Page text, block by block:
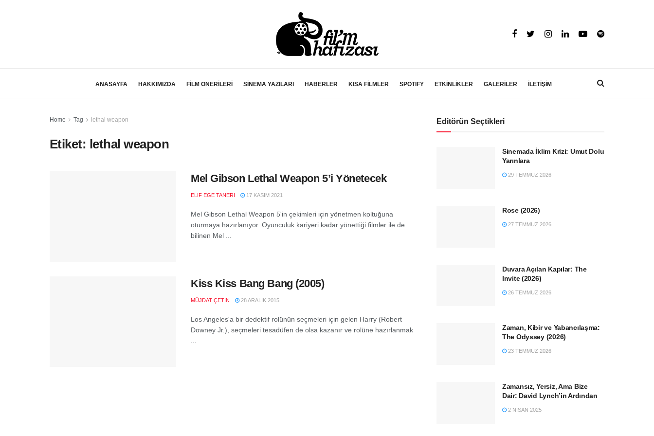
ANASAYFA HAKKIMIZDA FİLM ÖNERİLERİ SİNEMA YAZILARI HABERLER KISA FİLMLER SPOTIFY ETKİNLİKLER GALERİLER İLETİŞİM
Home Tag lethal weapon
Etiket: lethal weapon
Mel Gibson Lethal Weapon 5’i Yönetecek
ELIF EGE TANERI 17 KASIM 2021
Mel Gibson Lethal Weapon 5'in çekimleri için yönetmen koltuğuna
oturmaya hazırlanıyor. Oyunculuk kariyeri kadar yönettiği filmler ile de
bilinen Mel ...
Kiss Kiss Bang Bang (2005)
MÜJDAT ÇETIN 28 ARALIK 2015
Los Angeles'a bir dedektif rolünün seçmeleri için gelen Harry (Robert
Downey Jr.), seçmeleri tesadüfen de olsa kazanır ve rolüne hazırlanmak
Editörün Seçtikleri
Sinemada İklim Krizi: Umut Dolu
Yarınlara
29 TEMMUZ 2026
Rose (2026)
27 TEMMUZ 2026
Duvara Açılan Kapılar: The
Invite (2026)
26 TEMMUZ 2026
Zaman, Kibir ve Yabancılaşma:
The Odyssey (2026)
23 TEMMUZ 2026
Zamansız, Yersiz, Ama Bize
Dair: David Lynch’in Ardından
2 NISAN 2025